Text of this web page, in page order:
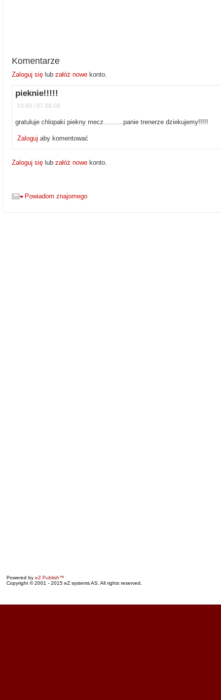
Komentarze
Zaloguj się lub załóż nowe konto.
pieknie!!!!!
19:49 / 07.08.09
gratuluje chlopaki piekny mecz..........panie trenerze dziekujemy!!!!!
Zalogujaby komentować
Zaloguj się lub załóż nowe konto.
Powiadom znajomego
Powered by eZ Publish™
Copyright © 2001 - 2015 eZ systems AS. All rights reserved.